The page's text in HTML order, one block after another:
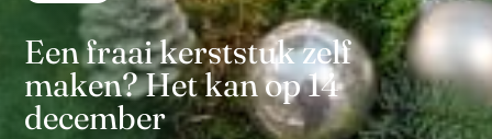
Een fraai kerststuk zelf
maken? Het kan op 14
december